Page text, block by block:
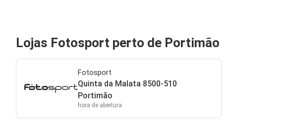
Lojas Fotosport perto de Portimão
Fotosport
Quinta da Malata 8500-510
Portimão
hora de abertura